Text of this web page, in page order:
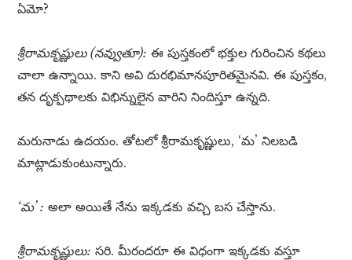
ఏమో?
శ్రీరామకృష్ణులు (నవ్వుతూ): ఈ పుస్తకంలో భక్తుల గురించిన కథలు
చాలా ఉన్నాయి. కాని అవి దురభిమానపూరితమైనవి. ఈ పుస్తకం,
తన దృక్పథాలకు విభిన్నులైన వారిని నిందిస్తూ ఉన్నది.
మరునాడు ఉదయం. తోటలో శ్రీరామకృష్ణులు, ‘మ’ నిలబడి
మాట్లాడుకుంటున్నారు.
‘మ’ : అలా అయితే నేను ఇక్కడకు వచ్చి బస చేస్తాను.
శ్రీరామకృష్ణులు: సరి. మీరందరూ ఈ విధంగా ఇక్కడకు వస్తూ